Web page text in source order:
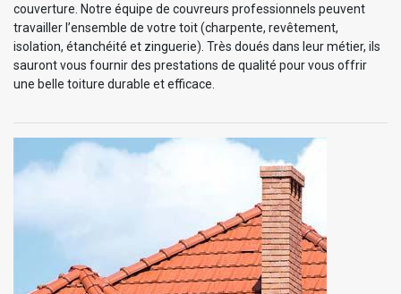
couverture. Notre équipe de couvreurs professionnels peuvent
travailler l’ensemble de votre toit (charpente, revêtement,
isolation, étanchéité et zinguerie). Très doués dans leur métier, ils
sauront vous fournir des prestations de qualité pour vous offrir
une belle toiture durable et efficace.